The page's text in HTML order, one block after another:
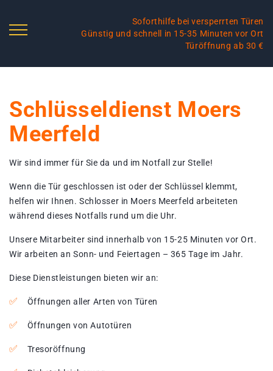
Soforthilfe bei versperrten Türen
Günstig und schnell in 15-35 Minuten vor Ort
Türöffnung ab 30 €
Schlüsseldienst Moers
Meerfeld
Wir sind immer für Sie da und im Notfall zur Stelle!
Wenn die Tür geschlossen ist oder der Schlüssel klemmt,
helfen wir Ihnen. Schlosser in Moers Meerfeld arbeiteten
während dieses Notfalls rund um die Uhr.
Unsere Mitarbeiter sind innerhalb von 15-25 Minuten vor Ort.
Wir arbeiten an Sonn- und Feiertagen – 365 Tage im Jahr.
Diese Dienstleistungen bieten wir an:
Öffnungen aller Arten von Türen
Öffnungen von Autotüren
Tresoröffnung